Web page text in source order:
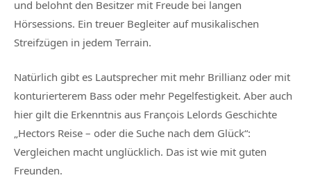
und belohnt den Besitzer mit Freude bei langen
Hörsessions. Ein treuer Begleiter auf musikalischen
Streifzügen in jedem Terrain.
Natürlich gibt es Lautsprecher mit mehr Brillianz oder mit
konturierterem Bass oder mehr Pegelfestigkeit. Aber auch
hier gilt die Erkenntnis aus François Lelords Geschichte
„Hectors Reise – oder die Suche nach dem Glück“:
Vergleichen macht unglücklich. Das ist wie mit guten
Freunden.